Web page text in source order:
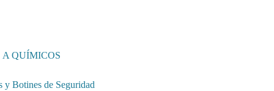
A QUÍMICOS
y Botines de Seguridad